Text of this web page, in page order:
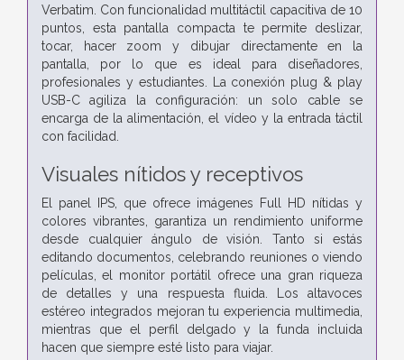
Verbatim. Con funcionalidad multitáctil capacitiva de 10
puntos, esta pantalla compacta te permite deslizar,
tocar, hacer zoom y dibujar directamente en la
pantalla, por lo que es ideal para diseñadores,
profesionales y estudiantes. La conexión plug & play
USB-C agiliza la configuración: un solo cable se
encarga de la alimentación, el vídeo y la entrada táctil
con facilidad.
Visuales nítidos y receptivos
El panel IPS, que ofrece imágenes Full HD nítidas y
colores vibrantes, garantiza un rendimiento uniforme
desde cualquier ángulo de visión. Tanto si estás
editando documentos, celebrando reuniones o viendo
películas, el monitor portátil ofrece una gran riqueza
de detalles y una respuesta fluida. Los altavoces
estéreo integrados mejoran tu experiencia multimedia,
mientras que el perfil delgado y la funda incluida
hacen que siempre esté listo para viajar.